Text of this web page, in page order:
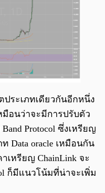
ระเภทเดียวกันอีกหนึ่ง
มือนว่าจะมีการปรับตัว
Protocol ซึ่งเหรียญ
Data oracle เหมือนกัน
เหรียญ ChainLink จะ
ก็มีแนวโน้มที่น่าจะเพิ่ม